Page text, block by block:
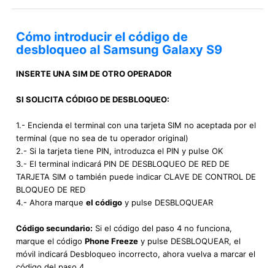
Cómo introducir el código de
desbloqueo al Samsung Galaxy S9
INSERTE UNA SIM DE OTRO OPERADOR
SI SOLICITA CÓDIGO DE DESBLOQUEO:
1.- Encienda el terminal con una tarjeta SIM no aceptada por el
terminal (que no sea de tu operador original)
2.- Si la tarjeta tiene PIN, introduzca el PIN y pulse OK
3.- El terminal indicará PIN DE DESBLOQUEO DE RED DE
TARJETA SIM o también puede indicar CLAVE DE CONTROL DE
BLOQUEO DE RED
4.- Ahora marque el código y pulse DESBLOQUEAR
Código secundario: Si el código del paso 4 no funciona,
marque el código Phone Freeze y pulse DESBLOQUEAR, el
móvil indicará Desbloqueo incorrecto, ahora vuelva a marcar el